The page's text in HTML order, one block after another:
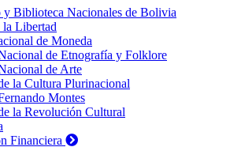
Biblioteca Nacionales de Bolivia
la Libertad
de Moneda
de Etnografía y Folklore
de Arte
la Cultura Plurinacional
Montes
la Revolución Cultural
Financiera